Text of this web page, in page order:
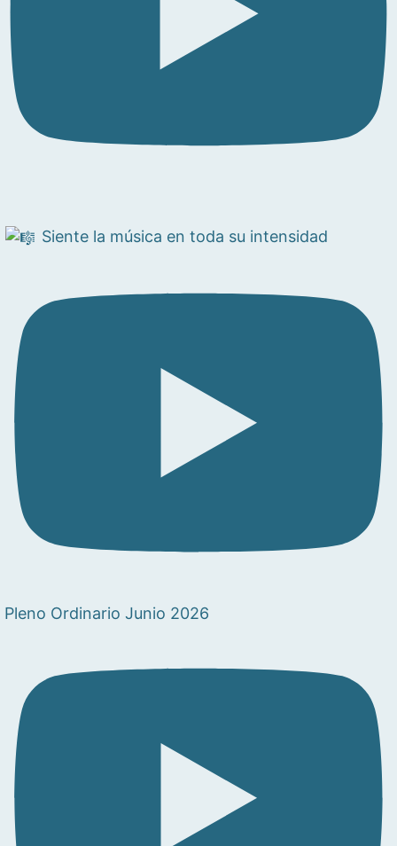
Siente la música en toda su intensidad
Pleno Ordinario Junio 2026